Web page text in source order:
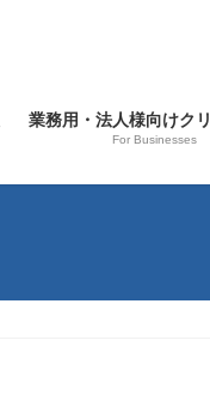
業務用・法人様向けク
For Businesses